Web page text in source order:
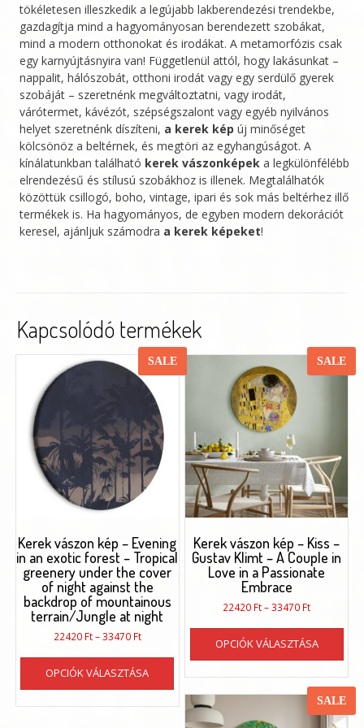
tökéletesen illeszkedik a legújabb lakberendezési trendekbe,
gazdagítja mind a hagyományosan berendezett szobákat,
mind a modern otthonokat és irodákat. A metamorfózis csak
egy karnyújtásnyira van! Függetlenül attól, hogy lakásunkat –
nappalit, hálószobát, otthoni irodát vagy egy serdülő gyerek
szobáját – szeretnénk megváltoztatni, vagy irodát,
várótermet, kávézót, szépségszalont vagy egyéb nyilvános
helyet szeretnénk díszíteni, a kerek kép új minőséget
kölcsönöz a beltérnek, és megtöri az egyhangúságot. A
kínálatunkban található kerek vászonképek a legkülönfélébb
elrendezésű és stílusú szobákhoz is illenek. Megtalálhatók
közöttük csillogó, boho, vintage, ipari és sok más beltérhez illő
termékek is. Ha hagyományos, de egyben modern dekorációt
keresel, ajánljuk számodra a kerek képeket!
Kapcsolódó termékek
SALE
Kerek vászon kép – Evening
in an exotic forest – Tropical
greenery under the cover
of night against the
backdrop of mountainous
terrain/Jungle at night
22420 Ft–33470 FtÁrtartomány:
33470 Ft
OPCIÓK VÁLASZTÁSA
Ennek
terméknek
több
SALE
Kerek vászon kép – Kiss –
Gustav Klimt – A Couple in
Love in a Passionate
Embrace
22420 Ft–33470 Ft
33470 Ft
OPCIÓK VÁLASZTÁSA
van.
SALE